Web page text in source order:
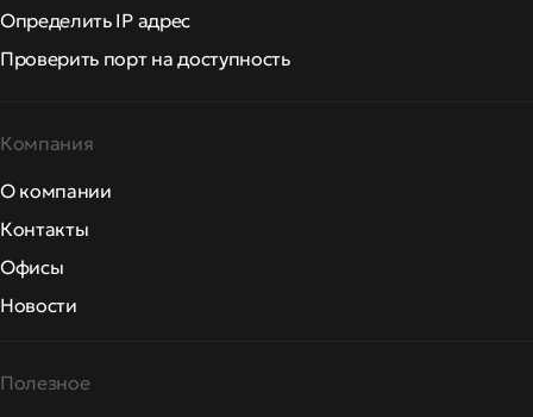
Определить IP адрес
Проверить порт на доступность
Компания
О компании
Контакты
Офисы
Новости
Полезное